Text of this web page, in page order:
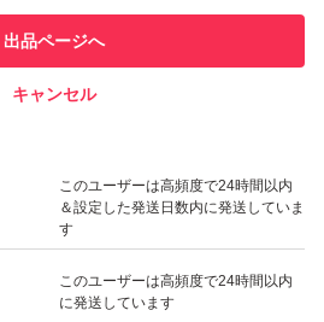
での取引実績があります
このユーザーは高頻度で24時間以内
＆設定した発送日数内に発送していま
す
このユーザーは高頻度で24時間以内
に発送しています
出品ページへ
キャンセル
いいね！
1,040